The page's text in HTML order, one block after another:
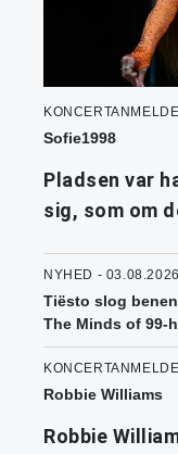
Sofie1998
Pladsen var
sig, som om
NYHED - 03.08.2026
Tiësto slog
The Minds of 99-
Robbie Williams
Robbie